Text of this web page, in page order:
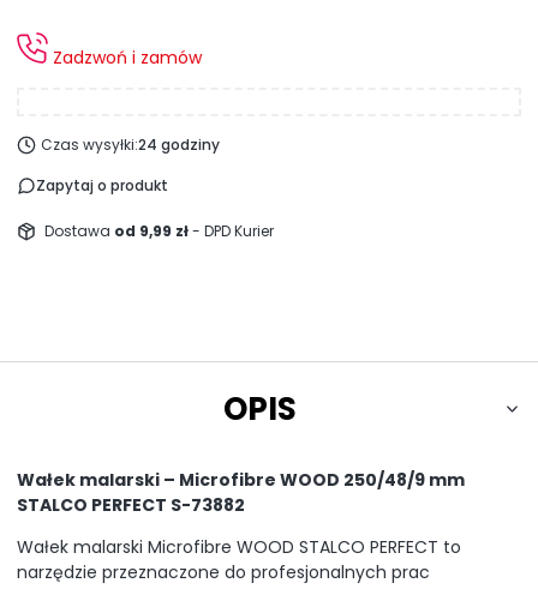
Zadzwoń i zamów
Czas wysyłki:24 godziny
Zapytaj o produkt
Dostawa od 9,99 zł- DPD Kurier
OPIS
Wałek malarski – Microfibre WOOD 250/48/9 mm
STALCO PERFECT S-73882
Wałek malarski Microfibre WOOD STALCO PERFECT to
narzędzie przeznaczone do profesjonalnych prac